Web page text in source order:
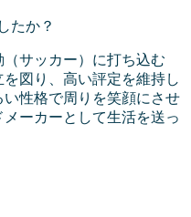
たか？
サッカー）に打ち込む
図り、高い評定を維持し
性格で周りを笑顔にさせ
ーカーとして生活を送っ